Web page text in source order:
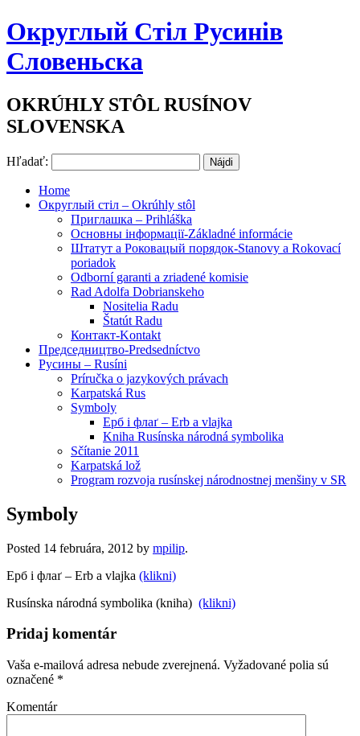
Округлый Стіл Русинів
Словеньска
OKRÚHLY STÔL RUSÍNOV
SLOVENSKA
Hľadať:
Home
Округлый стіл – Okrúhly stôl
Приглашка – Prihláška
Основны інформації-Základné informácie
Штатут a Роковацый порядок-Stanovy a Rokovací
poriadok
Odborní garanti a zriadené komisie
Rad Adolfa Dobrianskeho
Nositelia Radu
Štatút Radu
Контакт-Kontakt
Председництво-Predsedníctvo
Русины – Rusíni
Príručka o jazykových právach
Karpatská Rus
Symboly
Ерб і флаґ – Erb a vlajka
Kniha Rusínska národná symbolika
Sčítanie 2011
Karpatská lož
Program rozvoja rusínskej národnostnej menšiny v SR
Symboly
Posted 14 februára, 2012 by mpilip.
Ерб і флаґ – Erb a vlajka (klikni)
Rusínska národná symbolika (kniha) (klikni)
Pridaj komentár
Vaša e-mailová adresa nebude zverejnená. Vyžadované polia sú
označené *
Komentár